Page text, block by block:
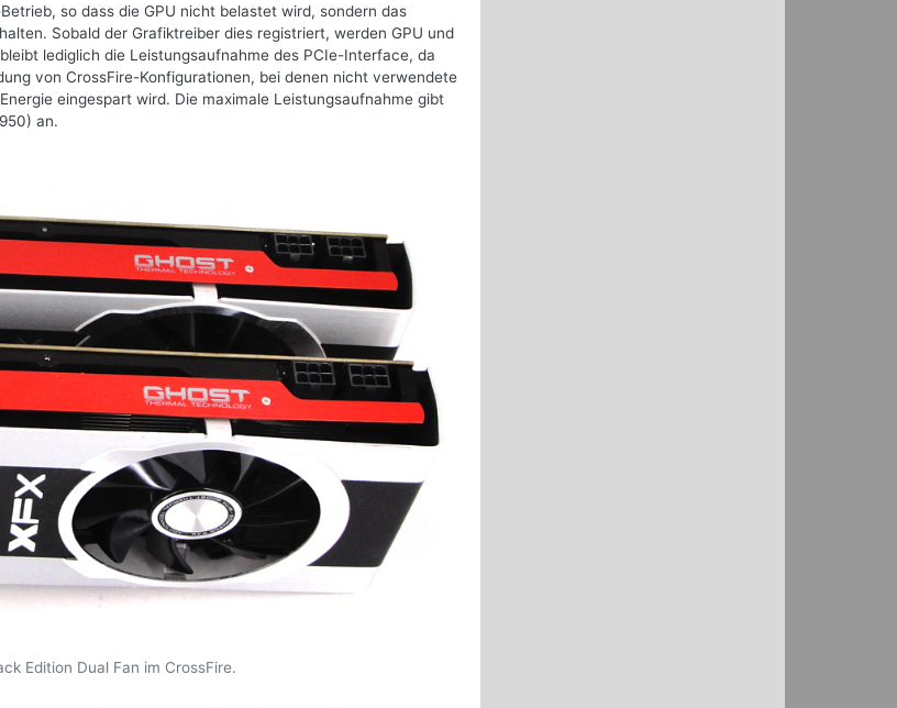
so dass die GPU nicht belastet wird, sondern das
Sobald der Grafiktreiber dies registriert, werden GPU und
lediglich die Leistungsaufnahme des PCIe-Interface, da
von CrossFire-Konfigurationen, bei denen nicht verwendete
eingespart wird. Die maximale Leistungsaufnahme gibt
an.
Edition Dual Fan im CrossFire.